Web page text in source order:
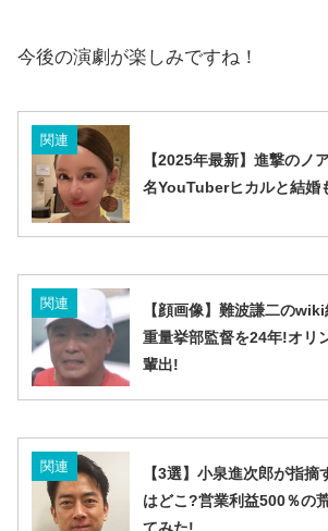
今後の演劇が楽しみですね！
関連
【2025年最新】進撃のノ
名YouTuberヒカルと結婚
関連
【顔画像】難波謙二の
重量挙部監督を24年!オリ
輩出!
関連
【3選】小泉進次郎が指
はどこ?営業利益500％の
てみた!